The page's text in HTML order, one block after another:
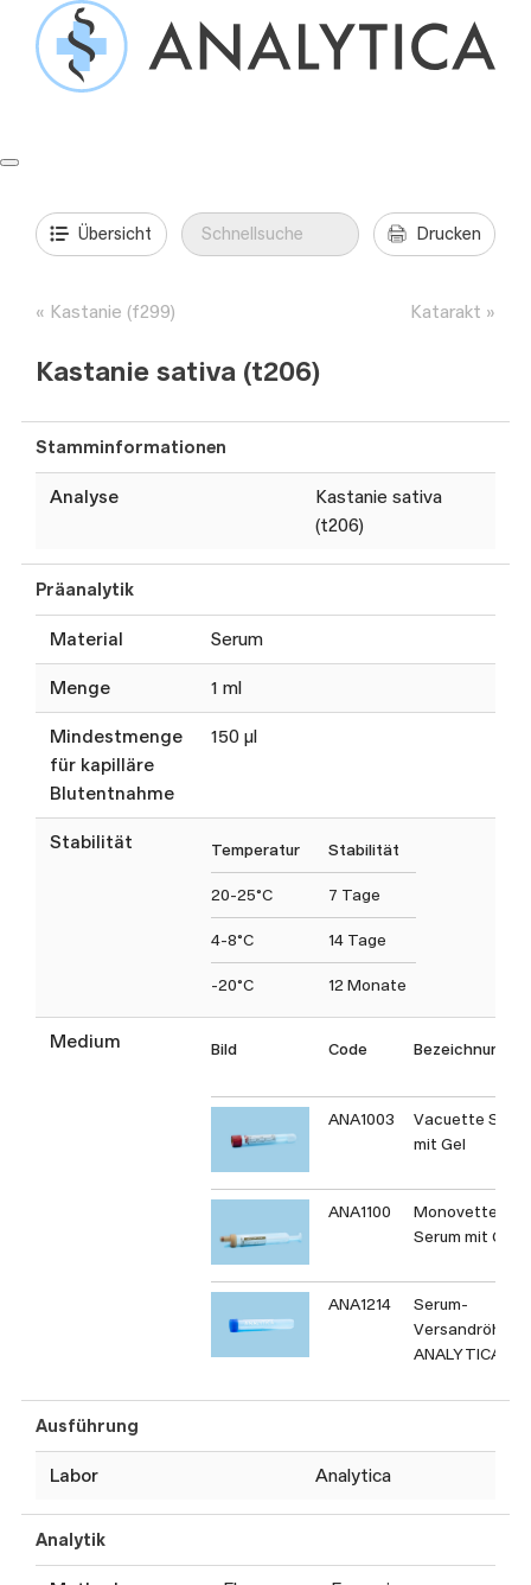
Springe
Inhalt
Übersicht Drucken
Kastanie (f299) Katarakt
Kastanie sativa (t206)
Stamminformationen
Analyse
Kastanie sativa
(t206)
Präanalytik
Material Serum
Menge 1 ml
Mindestmenge
für kapilläre
Blutentnahme
150 µl
Stabilität Temperatur Stabilität
20-25°C 7 Tage
4-8°C 14 Tage
-20°C 12 Monate
Medium Bild Code Bezeichnung
ANA1003
Vacuette
mit Gel
ANA1100
Monovette
Serum mit Gel
ANA1214
Serum-
ANALYTICA
Ausführung
Labor Analytica
Analytik